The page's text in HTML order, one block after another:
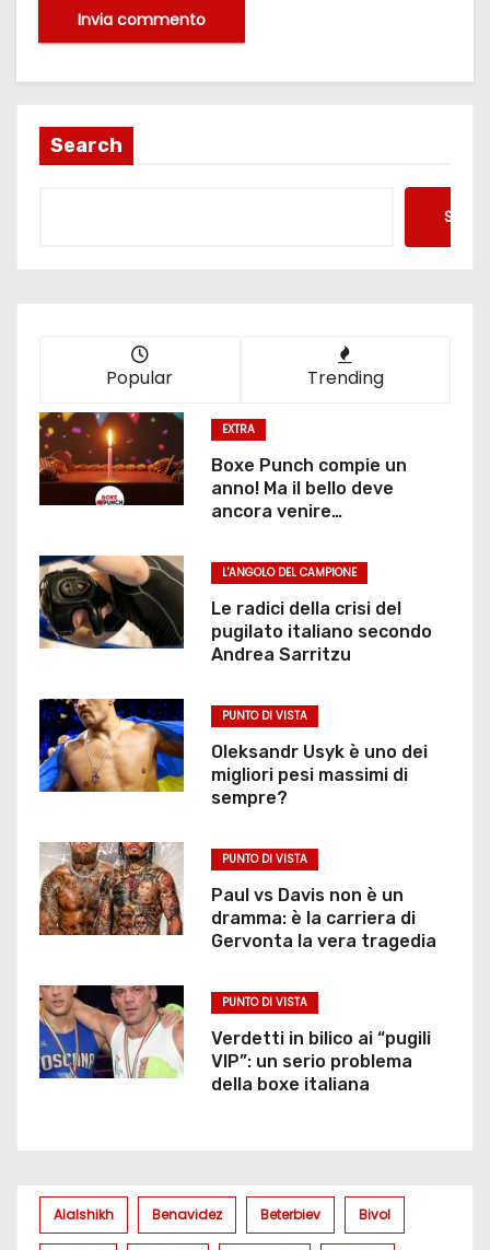
Search
Popular Trending
EXTRA
Boxe Punch compie un
anno! Ma il bello deve
ancora venire…
L'ANGOLO DEL CAMPIONE
Le radici della crisi del
pugilato italiano secondo
Andrea Sarritzu
PUNTO DI VISTA
Oleksandr Usyk è uno dei
migliori pesi massimi di
sempre?
PUNTO DI VISTA
Paul vs Davis non è un
dramma: è la carriera di
Gervonta la vera tragedia
PUNTO DI VISTA
Verdetti in bilico ai “pugili
VIP”: un serio problema
della boxe italiana
Alalshikh Benavidez Beterbiev Bivol